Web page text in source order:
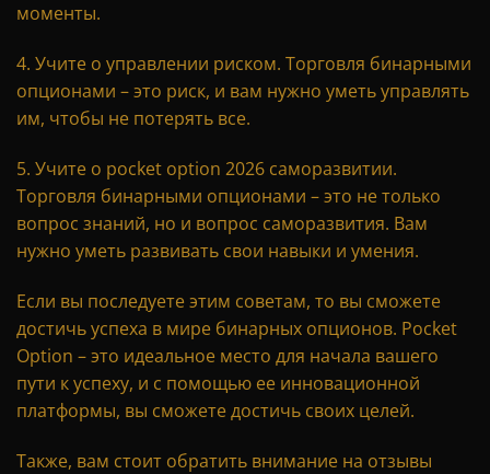
моменты.
4. Учите о управлении риском. Торговля бинарными
опционами – это риск, и вам нужно уметь управлять
им, чтобы не потерять все.
5. Учите о pocket option 2026 саморазвитии.
Торговля бинарными опционами – это не только
вопрос знаний, но и вопрос саморазвития. Вам
нужно уметь развивать свои навыки и умения.
Если вы последуете этим советам, то вы сможете
достичь успеха в мире бинарных опционов. Pocket
Option – это идеальное место для начала вашего
пути к успеху, и с помощью ее инновационной
платформы, вы сможете достичь своих целей.
Также, вам стоит обратить внимание на отзывы